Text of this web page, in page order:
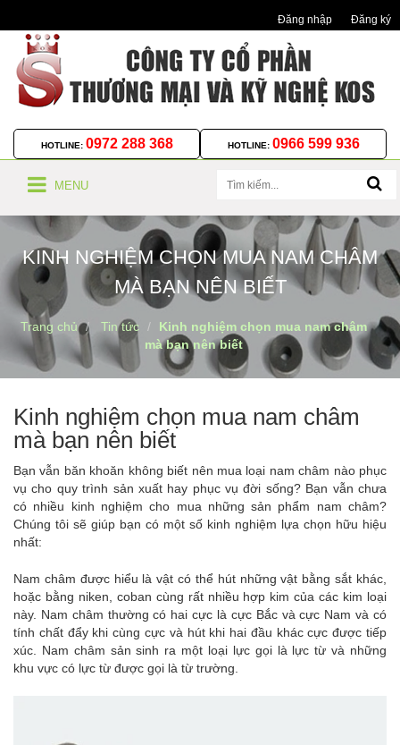
Đăng nhập Đăng ký
HOTLINE: 0972 288 368 HOTLINE: 0966 599 936
MENU
KINH NGHIỆM CHỌN MUA NAM CHÂM
MÀ BẠN NÊN BIẾT
Trang chủ Tin tức
Kinh nghiệm chọn mua nam châm
mà bạn nên biết
Kinh nghiệm chọn mua nam châm
mà bạn nên biết
Bạn vẫn băn khoăn không biết nên mua loại nam châm nào phục
vụ cho quy trình sản xuất hay phục vụ đời sống? Bạn vẫn chưa
có nhiều kinh nghiệm cho mua những sản phẩm nam châm?
Chúng tôi sẽ giúp bạn có một số kinh nghiệm lựa chọn hữu hiệu
nhất:
Nam châm được hiểu là vật có thể hút những vật bằng sắt khác,
hoặc bằng niken, coban cùng rất nhiều hợp kim của các kim loại
này. Nam châm thường có hai cực là cực Bắc và cực Nam và có
tính chất đẩy khi cùng cực và hút khi hai đầu khác cực được tiếp
xúc. Nam châm sản sinh ra một loại lực gọi là lực từ và những
khu vực có lực từ được gọi là từ trường.